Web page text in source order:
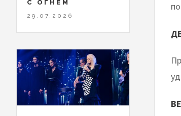
С ОГНЕМ
29.07.2026